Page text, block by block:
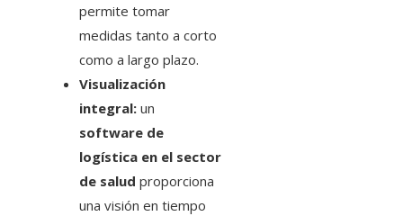
permite tomar
medidas tanto a corto
como a largo plazo.
Visualización
integral: un
software de
logística en el sector
de salud proporciona
una visión en tiempo